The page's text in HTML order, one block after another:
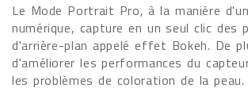
Le Mode Portrait Pro, à la manière
numérique, capture en un seul clic
d'arrière-plan appelé effet Bokeh. De
d'améliorer les performances du
les problèmes de coloration de la peau.